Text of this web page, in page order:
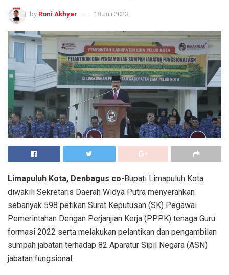
by Roni Akhyar 18 Juli 2023
Limapuluh Kota, Denbagus co-Bupati Limapuluh Kota
diwakili Sekretaris Daerah Widya Putra menyerahkan
sebanyak 598 petikan Surat Keputusan (SK) Pegawai
Pemerintahan Dengan Perjanjian Kerja (PPPK) tenaga Guru
formasi 2022 serta melakukan pelantikan dan pengambilan
sumpah jabatan terhadap 82 Aparatur Sipil Negara (ASN)
jabatan fungsional.